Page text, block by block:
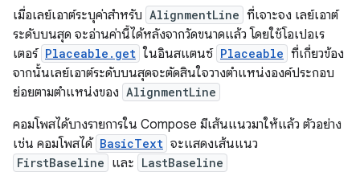
เมื่อเลย์เอาต์ระบุค่าสำหรับ AlignmentLine ที่เจาะจง เลย์เอาต์
ระดับบนสุด จะอ่านค่านี้ได้หลังจากวัดขนาดแล้ว โดยใช้โอเปอเร
เตอร์ Placeable.get ในอินสแตนซ์ Placeable ที่เกี่ยวข้อง
จากนั้นเลย์เอาต์ระดับบนสุดจะตัดสินใจวางตำแหน่งองค์ประกอบ
ย่อยตามตำแหน่งของ AlignmentLine
คอมโพสได้บางรายการใน Compose มีเส้นแนวมาให้แล้ว ตัวอย่าง
เช่น คอมโพสได้ BasicText จะแสดงเส้นแนว
FirstBaseline และ LastBaseline